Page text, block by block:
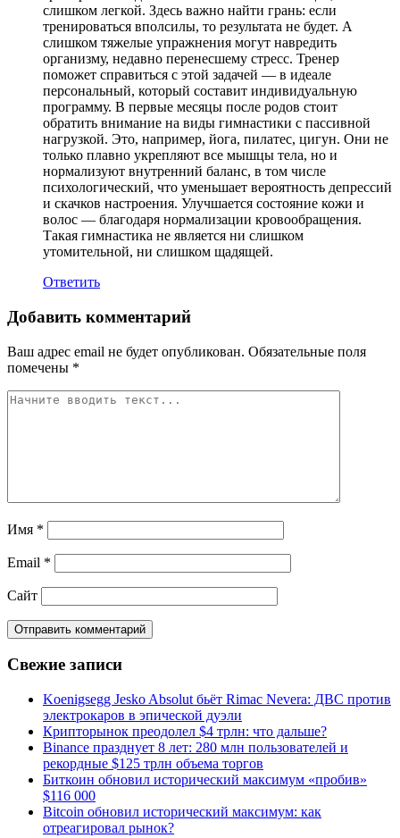
слишком легкой. Здесь важно найти грань: если
тренироваться вполсилы, то результата не будет. А
слишком тяжелые упражнения могут навредить
организму, недавно перенесшему стресс. Тренер
поможет справиться с этой задачей — в идеале
персональный, который составит индивидуальную
программу. В первые месяцы после родов стоит
обратить внимание на виды гимнастики с пассивной
нагрузкой. Это, например, йога, пилатес, цигун. Они не
только плавно укрепляют все мышцы тела, но и
нормализуют внутренний баланс, в том числе
психологический, что уменьшает вероятность депрессий
и скачков настроения. Улучшается состояние кожи и
волос — благодаря нормализации кровообращения.
Такая гимнастика не является ни слишком
утомительной, ни слишком щадящей.
Ответить
Добавить комментарий
Ваш адрес email не будет опубликован. Обязательные поля
помечены *
Имя *
Email *
Сайт
Свежие записи
Koenigsegg Jesko Absolut бьёт Rimac Nevera: ДВС против
электрокаров в эпической дуэли
Крипторынок преодолел $4 трлн: что дальше?
Binance празднует 8 лет: 280 млн пользователей и
рекордные $125 трлн объема торгов
Биткоин обновил исторический максимум «пробив»
$116 000
Bitcoin обновил исторический максимум: как
отреагировал рынок?